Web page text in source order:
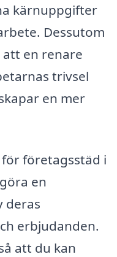
kärnuppgifter
Dessutom
en renare
trivsel
en mer
företagsstäd i
en
deras
erbjudanden.
att du kan